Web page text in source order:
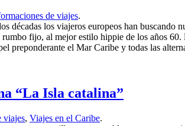
de viajes.
décadas los viajeros europeos han buscando
fijo, al mejor estilo hippie de los años
preponderante el Mar Caribe y todas las
“La Isla catalina”
viajes, Viajes en el Caribe.